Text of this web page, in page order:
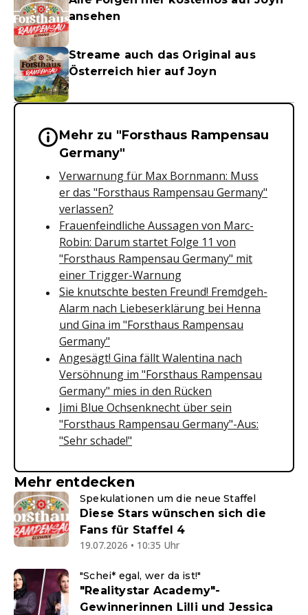
ansehen
Streame auch das Original aus
Österreich hier auf Joyn
Wichtige Hinweise &
Mehr zu "Forsthaus Rampensau
Germany"
Verwarnung für Max Bornmann: Muss
er das "Forsthaus Rampensau Germany"
verlassen?
Frauenfeindliche Aussagen von Marc-
Robin: Darum startet Folge 11 von
"Forsthaus Rampensau Germany" mit
einer Trigger-Warnung
Sie knutschte besten Freund! Fremdgeh-
Alarm nach Liebeserklärung bei Henna
und Gina im "Forsthaus Rampensau
Germany"
Angesägt! Gina fällt Walentina nach
Versöhnung im "Forsthaus Rampensau
Germany" mies in den Rücken
Jimi Blue Ochsenknecht über sein
"Forsthaus Rampensau Germany"-Aus:
"Sehr schade!"
Mehr entdecken
Spekulationen um die neue Staffel
Diese Stars wünschen sich die
Fans für Staffel 4
19.07.2026 • 10:35 Uhr
"Schei* egal, wer da ist!"
"Realitystar Academy"-
Gewinnerinnen Lilli und Jessica